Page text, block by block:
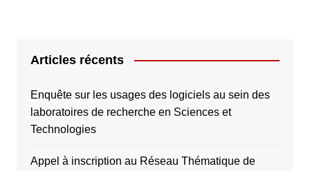
Articles récents
Enquête sur les usages des logiciels au sein des
laboratoires de recherche en Sciences et
Technologies
Appel à inscription au Réseau Thématique de